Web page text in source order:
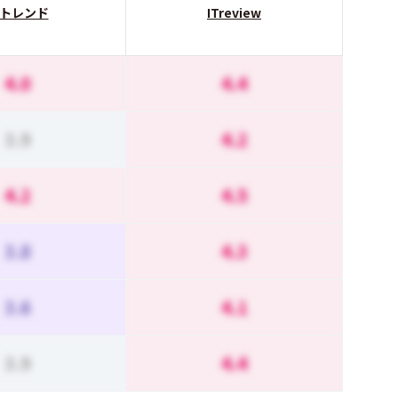
レンド ITreview
4.0 4.4
3.9 4.2
4.2 4.5
3.8 4.3
3.6 4.1
3.9 4.4